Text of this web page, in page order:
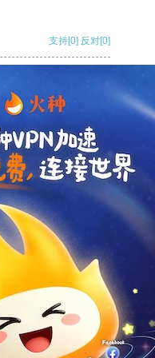
支持[0] 反对[0]
反对
反对[0]